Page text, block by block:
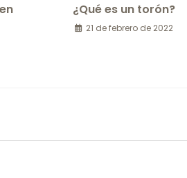
¿Qué es un torón?
21 de febrero de 2022